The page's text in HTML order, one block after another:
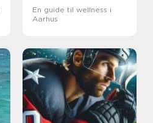
En guide til wellness i
Aarhus